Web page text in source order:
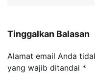
Tinggalkan Balasan
Alamat email Anda
yang wajib ditandai *